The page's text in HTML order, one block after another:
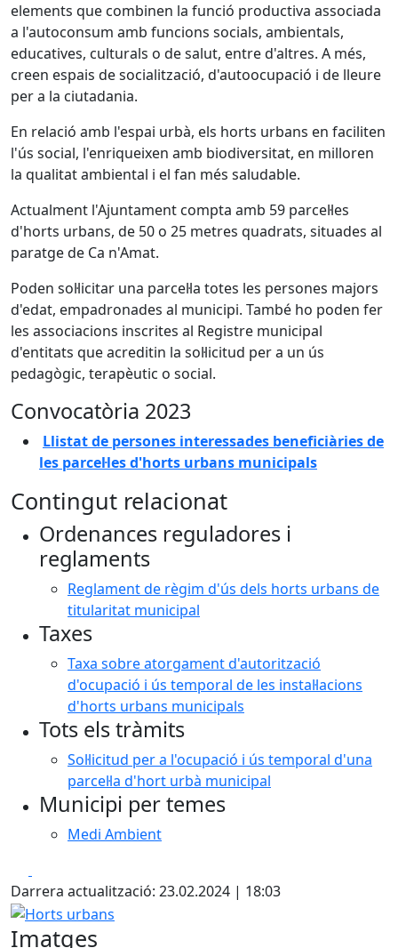
elements que combinen la funció productiva associada
a l'autoconsum amb funcions socials, ambientals,
educatives, culturals o de salut, entre d'altres. A més,
creen espais de socialització, d'autoocupació i de lleure
per a la ciutadania.
En relació amb l'espai urbà, els horts urbans en faciliten
l'ús social, l'enriqueixen amb biodiversitat, en milloren
la qualitat ambiental i el fan més saludable.
Actualment l'Ajuntament compta amb 59 parcel·les
d'horts urbans, de 50 o 25 metres quadrats, situades al
paratge de Ca n'Amat.
Poden sol·licitar una parcel·la totes les persones majors
d'edat, empadronades al municipi. També ho poden fer
les associacions inscrites al Registre municipal
d'entitats que acreditin la sol·licitud per a un ús
pedagògic, terapèutic o social.
Convocatòria 2023
Llistat de persones interessades beneficiàries de
les parcel·les d'horts urbans municipals
Contingut relacionat
Ordenances reguladores i
reglaments
Reglament de règim d'ús dels horts urbans de
titularitat municipal
Taxes
Taxa sobre atorgament d'autorització
d'ocupació i ús temporal de les instal·lacions
d'horts urbans municipals
Tots els tràmits
Sol·licitud per a l'ocupació i ús temporal d'una
parcel·la d'hort urbà municipal
Municipi per temes
Medi Ambient
Darrera actualització: 23.02.2024 | 18:03
Horts urbans
Imatges